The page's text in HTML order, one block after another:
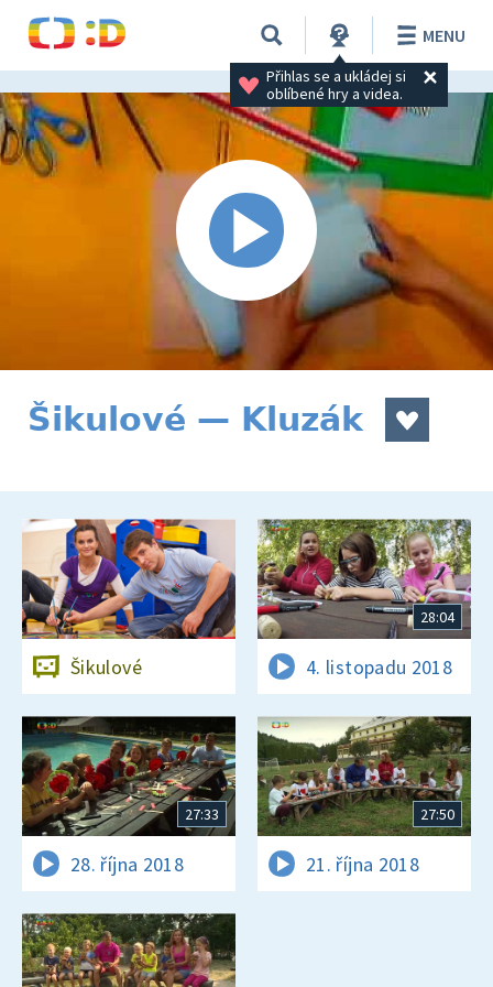
Přihlas se a ukládej si
oblíbené hry a videa.
MENU
Šikulové — Kluzák
Šikulové
28:04
4. listopadu 2018
27:33
28. října 2018
27:50
21. října 2018